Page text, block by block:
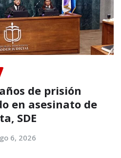
de prisión
en asesinato de
SDE
6, 2026